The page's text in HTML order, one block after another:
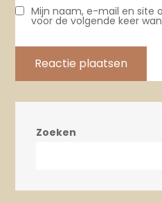
Mijn naam, e-mail en site
voor de volgende keer
Zoeken